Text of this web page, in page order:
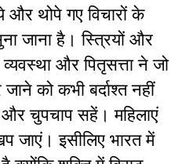
थोपे गए विचारों के
जाना है। स्त्रियों और
व्यवस्था और पितृसत्ता ने जो
को कभी बर्दाश्त नहीं
चुपचाप सहें। महिलाएं
जाएं। इसीलिए भारत में